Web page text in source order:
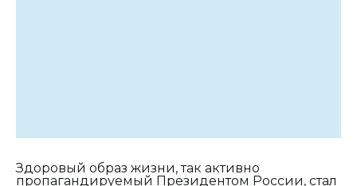
Здоровый образ жизни, так активно
пропагандируемый Президентом России, стал